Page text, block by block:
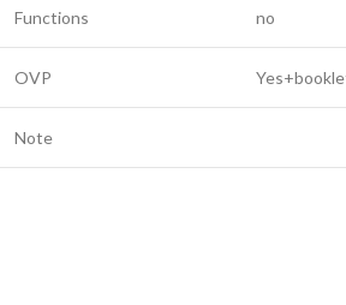
Functions no
OVP
Note